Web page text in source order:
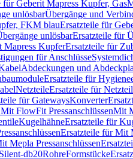
für Geberit Mapress Kupfer, Gas
unlösbarÜbergänge und
FKM blauErsatzteile für
unlösbarErsatzteile für
Mapress KupferErsatzteile für
für Anschlüsse
Abdeckungen und
Ersatzteile für
NetzteileErsatzteile für
für GatewaysKonverter
FlowFit PressanschlüssenMit
KugelhähneErsatzteile für
Ersatzteile für Mit
Mepla Pressanschlüssen
db20RohreFormstücke